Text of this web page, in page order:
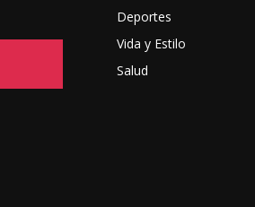
Deportes
Vida y Estilo
Salud